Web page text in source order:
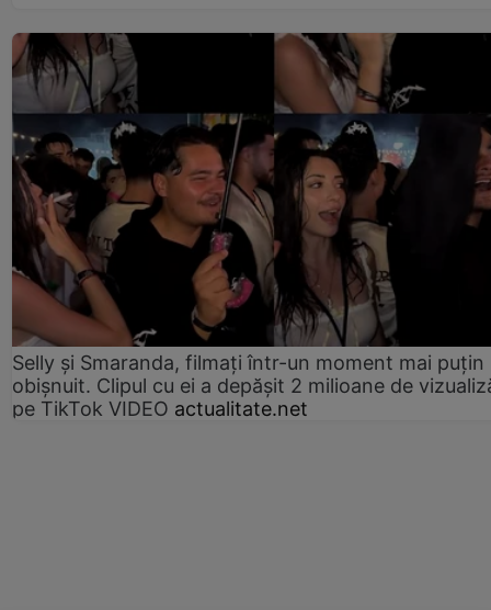
Selly și Smaranda, filmați într-un moment mai puțin
obișnuit. Clipul cu ei a depășit 2 milioane de
pe TikTok VIDEO actualitate.net